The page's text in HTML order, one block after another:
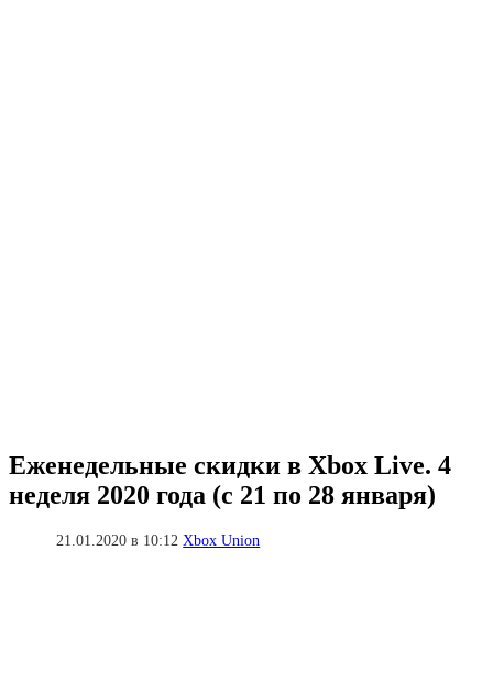
Еженедельные скидки в Xbox Live. 4
неделя 2020 года (с 21 по 28 января)
21.01.2020 в 10:12Xbox Union